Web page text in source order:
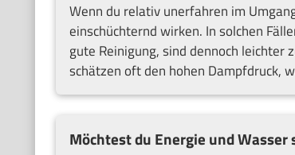
Wenn du relativ unerfahren im
einschüchternd wirken. In solchen
gute Reinigung, sind dennoch
schätzen oft den hohen Dampfdruck,
Möchtest du Energie und Wasser